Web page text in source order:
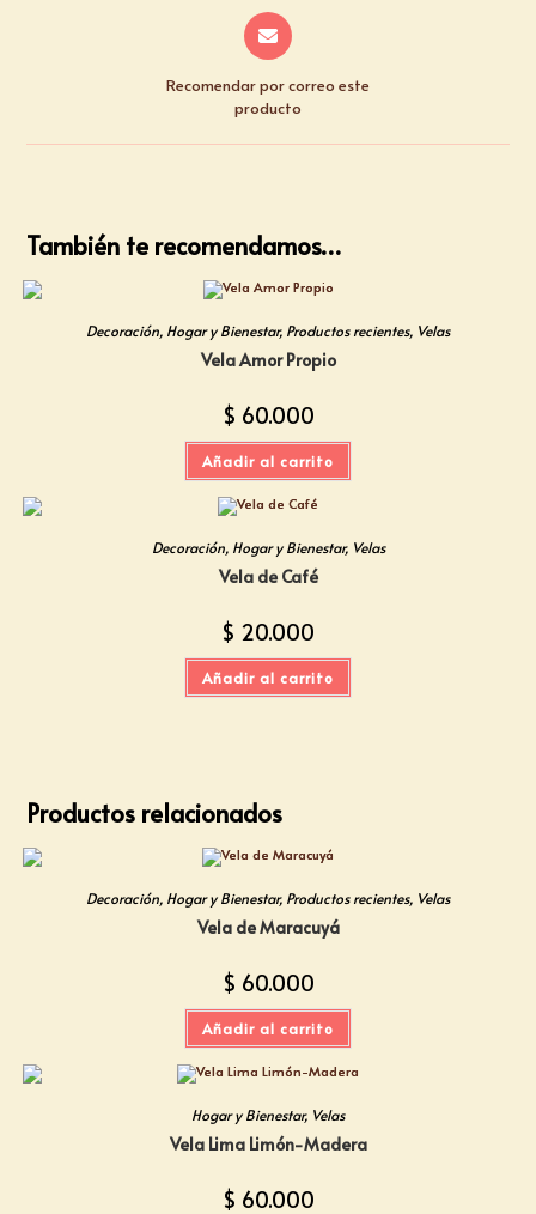
Recomendar por correo este
producto
También te recomendamos…
Decoración, Hogar y Bienestar, Productos recientes, Velas
Vela Amor Propio
$ 60.000
Añadir al carrito
Decoración, Hogar y Bienestar, Velas
Vela de Café
$ 20.000
Añadir al carrito
Productos relacionados
Decoración, Hogar y Bienestar, Productos recientes, Velas
Vela de Maracuyá
$ 60.000
Añadir al carrito
Hogar y Bienestar, Velas
Vela Lima Limón-Madera
$ 60.000